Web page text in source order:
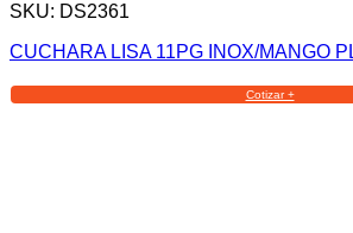
SKU: DS2361
CUCHARA LISA 11PG INOX/MANGO
Cotizar +